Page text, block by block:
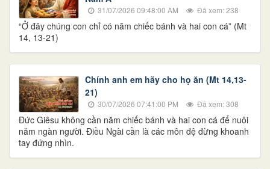
31/07/2026 09:48:00 AM Đã xem: 238
“Ở đây chúng con chỉ có năm chiếc bánh và hai con cá” (Mt
14, 13-21)
Chính anh em hãy cho họ ăn (Mt 14,13-
21)
30/07/2026 07:41:00 PM Đã xem: 308
Đức Giêsu không cần năm chiếc bánh và hai con cá để nuôi
năm ngàn người. Điều Ngài cần là các môn đệ đừng khoanh
tay đứng nhìn.